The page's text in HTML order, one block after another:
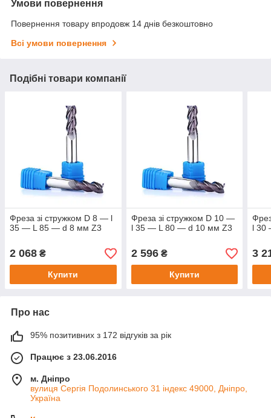
Умови повернення
Повернення товару впродовж 14 днів безкоштовно
Всі умови повернення
Подібні товари компанії
Фреза зі стружком D 8 — l
35 — L 85 — d 8 мм Z3
2 068 ₴
Купити
Фреза зі стружком D 10 —
l 35 — L 80 — d 10 мм Z3
2 596₴
Купити
l 30
3
Про нас
95% позитивних з 172 відгуків за рік
Працює з 23.06.2016
м. Дніпро
вулиця Сергія Подолинського 31 індекс 49000, Дніпро,
Україна